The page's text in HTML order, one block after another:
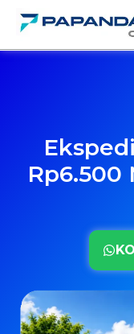
Lewati
konten
Rp6.500